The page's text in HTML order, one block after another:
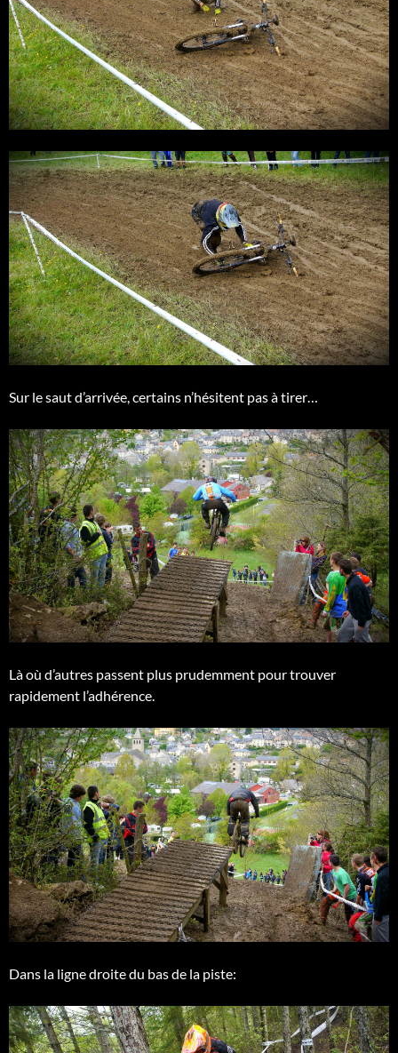
Sur le saut d’arrivée, certains n’hésitent pas à tirer…
Là où d’autres passent plus prudemment pour trouver
rapidement l’adhérence.
Dans la ligne droite du bas de la piste: